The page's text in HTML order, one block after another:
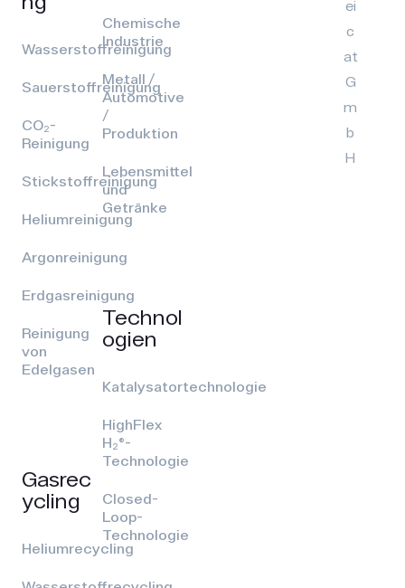
Wasserstoffreinigung
Sauerstoffreinigung
CO₂-
Reinigung
Stickstoffreinigung
Heliumreinigung
Argonreinigung
Erdgasreinigung
Reinigung
von
Edelgasen
Gasrec
ycling
Heliumrecycling
Chemische
Industrie
Metall /
Automotive
/
Produktion
Lebensmittel
und
Getränke
Technol
ogien
Katalysatortechnologie
HighFlex
H₂®-
Technologie
Closed-
Loop-
Technologie
ei
c
at
G
m
b
H